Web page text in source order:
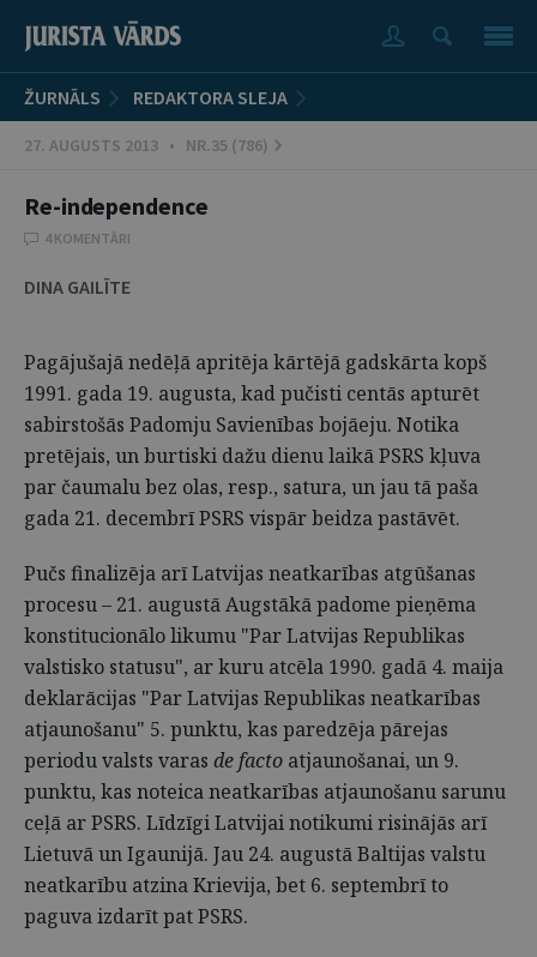
ŽURNĀLS REDAKTORA SLEJA
27. AUGUSTS 2013 • NR.35 (786)
Re-independence
4 KOMENTĀRI
DINA GAILĪTE
Pagājušajā nedēļā apritēja kārtējā gadskārta kopš
1991. gada 19. augusta, kad pučisti centās apturēt
sabirstošās Padomju Savienības bojāeju. Notika
pretējais, un burtiski dažu dienu laikā PSRS kļuva
par čaumalu bez olas, resp., satura, un jau tā paša
gada 21. decembrī PSRS vispār beidza pastāvēt.
Pučs finalizēja arī Latvijas neatkarības atgūšanas
procesu – 21. augustā Augstākā padome pieņēma
konstitucionālo likumu "Par Latvijas Republikas
valstisko statusu", ar kuru atcēla 1990. gadā 4. maija
deklarācijas "Par Latvijas Republikas neatkarības
atjaunošanu" 5. punktu, kas paredzēja pārejas
periodu valsts varas de facto atjaunošanai, un 9.
punktu, kas noteica neatkarības atjaunošanu sarunu
ceļā ar PSRS. Līdzīgi Latvijai notikumi risinājās arī
Lietuvā un Igaunijā. Jau 24. augustā Baltijas valstu
neatkarību atzina Krievija, bet 6. septembrī to
paguva izdarīt pat PSRS.